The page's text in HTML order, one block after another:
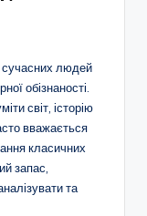
людей
обізнаності.
світ, історію
вважається
класичних
запас,
та